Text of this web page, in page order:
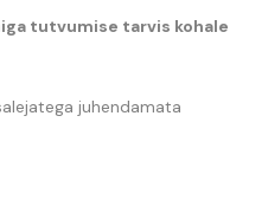
tutvumise tarvis kohale
juhendamata